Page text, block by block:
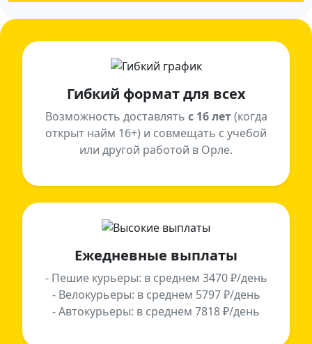
Гибкий формат для всех
Возможность доставлять с 16 лет(когда
открыт найм 16+) и совмещать с учебой
или другой работой в Орле.
Ежедневные выплаты
- Пешие курьеры: в среднем 3470 ₽/день
- Велокурьеры: в среднем 5797 ₽/день
- Автокурьеры: в среднем 7818 ₽/день